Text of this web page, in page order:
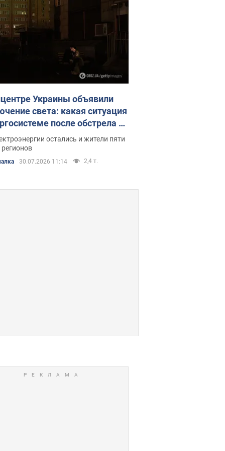
прочесть на этой странице.
Украины объявили
света: какая ситуация
после обстрела 30
остались и жители пяти
регионов
30.07.2026 11:14 2,4 т.